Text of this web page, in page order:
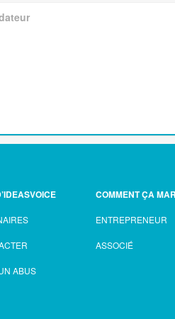
ABUS
COMMENT ÇA
ENTREPRENEUR
ASSOCIÉ